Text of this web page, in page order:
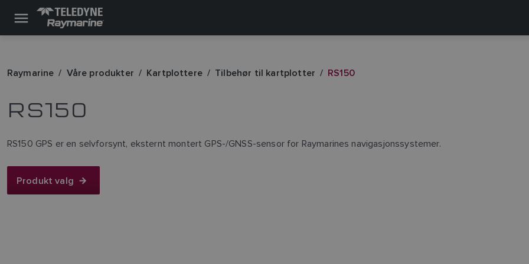
Raymarine Våre produkter Kartplottere Tilbehør til kartplotter RS150
RS150
RS150 GPS er en selvforsynt, eksternt montert GPS-/GNSS-sensor for Raymarines navigasjonssystemer.
Produkt valg